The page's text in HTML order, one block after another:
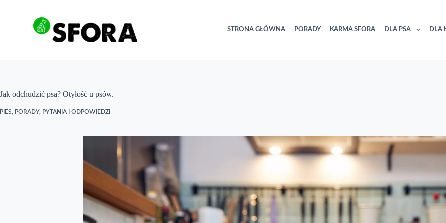
STRONA GŁÓWNA PORADY KARMA SFORA DLA PSA DLA
Jak odchudzić psa? Otyłość u psów.
PIES, PORADY, PYTANIA I ODPOWIEDZI